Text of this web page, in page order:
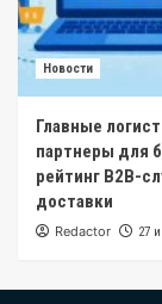
Новости
Главные
партнеры для
рейтинг B2B-
доставки
Redactor 27